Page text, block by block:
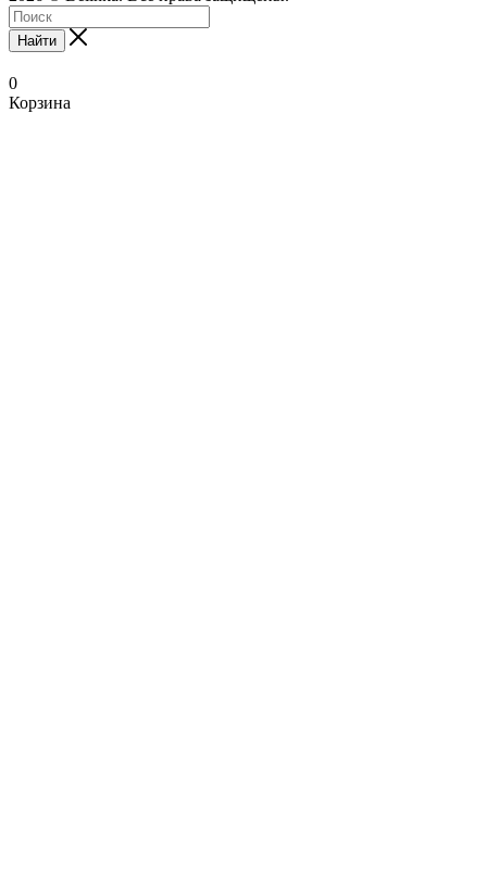
Найти
0
Корзина